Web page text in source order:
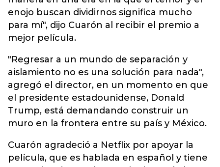
enojo buscan dividirnos significa mucho
para mí", dijo Cuarón al recibir el premio a
mejor película.
"Regresar a un mundo de separación y
aislamiento no es una solución para nada",
agregó el director, en un momento en que
el presidente estadounidense, Donald
Trump, está demandando construir un
muro en la frontera entre su país y México.
Cuarón agradeció a Netflix por apoyar la
película, que es hablada en español y tiene